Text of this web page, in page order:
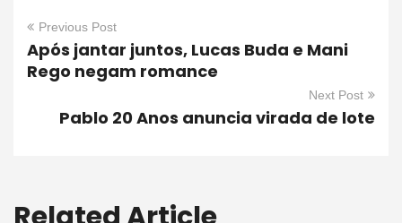
Previous Post
Após jantar juntos, Lucas Buda e Mani
Rego negam romance
Next Post
Pablo 20 Anos anuncia virada de lote